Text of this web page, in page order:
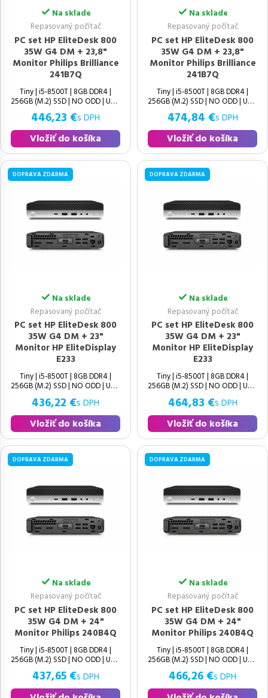
Na sklade
Repasovaný počítač
PC set HP EliteDesk 800
35W G4 DM + 23,8"
Monitor Philips Brilliance
241B7Q
Tiny | i5-8500T | 8GB DDR4 |
256GB (M.2) SSD | NO ODD | UHD
446,23 €s DPH
Vložiť do košíka
Na sklade
Repasovaný počítač
PC set HP EliteDesk 800
35W G4 DM + 23,8"
Monitor Philips Brilliance
241B7Q
Tiny | i5-8500T | 8GB DDR4 |
256GB (M.2) SSD | NO ODD | UHD
474,84 €s DPH
Vložiť do košíka
DOPRAVA ZDARMA
Na sklade
Repasovaný počítač
PC set HP EliteDesk 800
35W G4 DM + 23"
Monitor HP EliteDisplay
E233
Tiny | i5-8500T | 8GB DDR4 |
256GB (M.2) SSD | NO ODD | UHD
436,22 €s DPH
Vložiť do košíka
DOPRAVA ZDARMA
Na sklade
Repasovaný počítač
PC set HP EliteDesk 800
35W G4 DM + 23"
Monitor HP EliteDisplay
E233
Tiny | i5-8500T | 8GB DDR4 |
256GB (M.2) SSD | NO ODD | UHD
464,83 €s DPH
Vložiť do košíka
DOPRAVA ZDARMA
Na sklade
Repasovaný počítač
PC set HP EliteDesk 800
35W G4 DM + 24"
Monitor Philips 240B4Q
Tiny | i5-8500T | 8GB DDR4 |
256GB (M.2) SSD | NO ODD | UHD
437,65 €s DPH
DOPRAVA ZDARMA
Na sklade
Repasovaný počítač
PC set HP EliteDesk 800
35W G4 DM + 24"
Monitor Philips 240B4Q
Tiny | i5-8500T | 8GB DDR4 |
256GB (M.2) SSD | NO ODD | UHD
466,26 €s DPH